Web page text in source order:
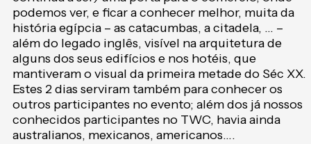
podemos ver, e ficar a conhecer melhor, muita da
história egípcia – as catacumbas, a citadela, … –
além do legado inglês, visível na arquitetura de
alguns dos seus edifícios e nos hotéis, que
mantiveram o visual da primeira metade do Séc XX.
Estes 2 dias serviram também para conhecer os
outros participantes no evento; além dos já nossos
conhecidos participantes no TWC, havia ainda
australianos, mexicanos, americanos….